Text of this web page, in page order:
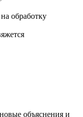
обработку
объяснения и